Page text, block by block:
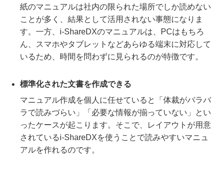
紙のマニュアルは社内の限られた場所でしか読めない
ことが多く、結果として活用されない事態になりま
す。一方、i-ShareDXのマニュアルは、PCはもちろ
ん、スマホやタブレットなどあらゆる端末に対応して
いるため、時間を問わずに見られるのが特徴です。
標準化された文書を作成できる
マニュアル作成を個人に任せていると「体裁がバラバ
ラで読みづらい」「必要な情報が揃っていない」とい
ったケースが起こります。そこで、レイアウトが用意
されているi-ShareDXを使うことで読みやすいマニュ
アルを作れるのです。